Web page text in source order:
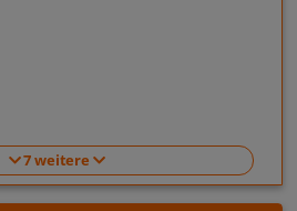
7 weitere